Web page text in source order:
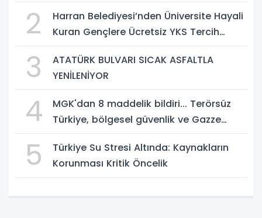
2
Harran Belediyesi’nden Üniversite Hayali
Kuran Gençlere Ücretsiz YKS Tercih
3
ATATÜRK BULVARI SICAK ASFALTLA
YENİLENİYOR
4
MGK'dan 8 maddelik bildiri... Terörsüz
Türkiye, bölgesel güvenlik ve Gazze
5
Türkiye Su Stresi Altında: Kaynakların
Korunması Kritik Öncelik